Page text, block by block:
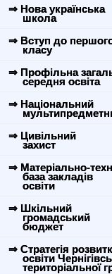
⇒ Нова українська
школа
⇒ Вступ до
класу
⇒ Профільна
середня освіта
⇒ Національний
⇒ Цивільний
захист
⇒ Матеріально-
база закладів
освіти
⇒ Шкільний
громадський
бюджет
⇒ Стратегія
освіти
територіальної